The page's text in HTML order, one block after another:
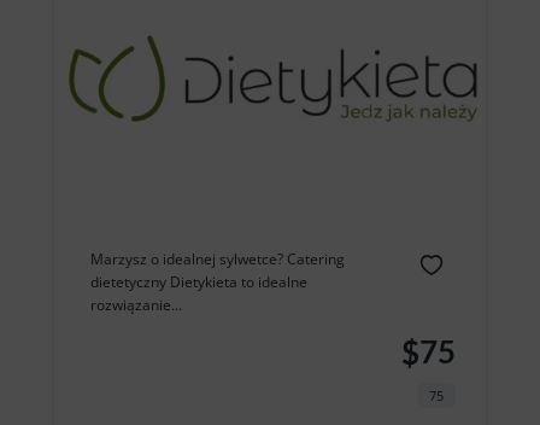
Marzysz o idealnej sylwetce? Catering
dietetyczny Dietykieta to idealne
rozwiązanie...
$75
75